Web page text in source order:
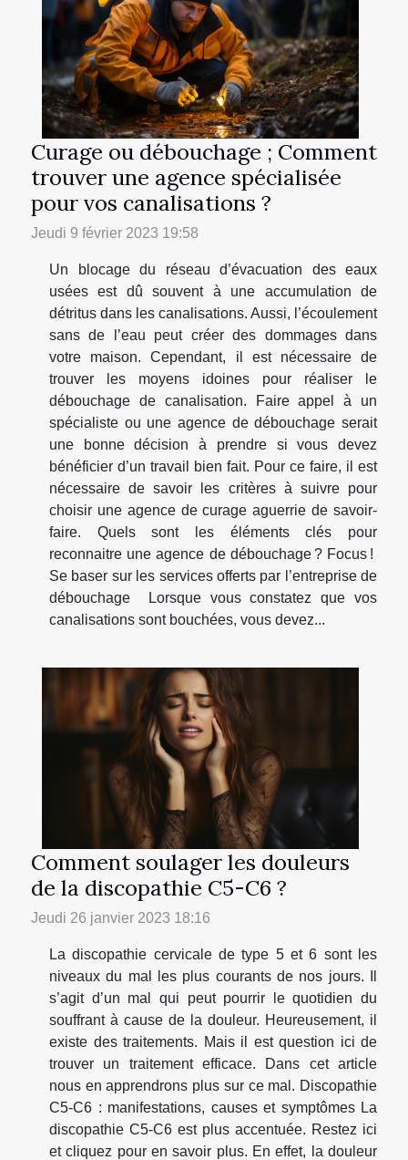
Curage ou débouchage ; Comment
trouver une agence spécialisée
pour vos canalisations ?
Jeudi 9 février 2023 19:58
Un blocage du réseau d’évacuation des eaux
usées est dû souvent à une accumulation de
détritus dans les canalisations. Aussi, l’écoulement
sans de l’eau peut créer des dommages dans
votre maison. Cependant, il est nécessaire de
trouver les moyens idoines pour réaliser le
débouchage de canalisation. Faire appel à un
spécialiste ou une agence de débouchage serait
une bonne décision à prendre si vous devez
bénéficier d’un travail bien fait. Pour ce faire, il est
nécessaire de savoir les critères à suivre pour
choisir une agence de curage aguerrie de savoir-
faire. Quels sont les éléments clés pour
reconnaitre une agence de débouchage ? Focus !
Se baser sur les services offerts par l’entreprise de
débouchage Lorsque vous constatez que vos
canalisations sont bouchées, vous devez...
Comment soulager les douleurs
de la discopathie C5-C6 ?
Jeudi 26 janvier 2023 18:16
La discopathie cervicale de type 5 et 6 sont les
niveaux du mal les plus courants de nos jours. Il
s’agit d’un mal qui peut pourrir le quotidien du
souffrant à cause de la douleur. Heureusement, il
existe des traitements. Mais il est question ici de
trouver un traitement efficace. Dans cet article
nous en apprendrons plus sur ce mal. Discopathie
C5-C6 : manifestations, causes et symptômes La
discopathie C5-C6 est plus accentuée. Restez ici
et cliquez pour en savoir plus. En effet, la douleur